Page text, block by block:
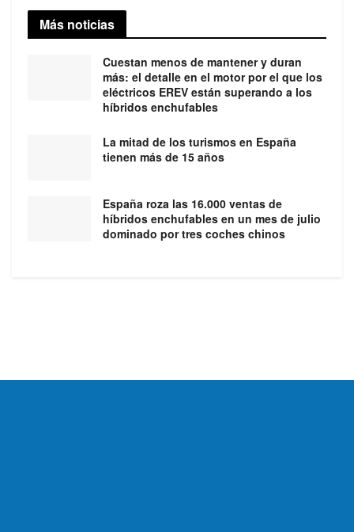
Más noticias
Cuestan menos de mantener y duran
más: el detalle en el motor por el que los
eléctricos EREV están superando a los
híbridos enchufables
La mitad de los turismos en España
tienen más de 15 años
España roza las 16.000 ventas de
híbridos enchufables en un mes de julio
dominado por tres coches chinos